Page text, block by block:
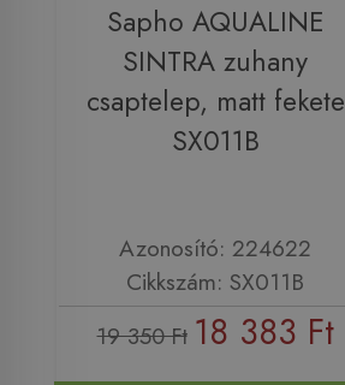
Sapho AQUALINE
SINTRA zuhany
csaptelep, matt fekete
SX011B
Azonosító: 224622
Cikkszám: SX011B
19 350 Ft 18 383 Ft